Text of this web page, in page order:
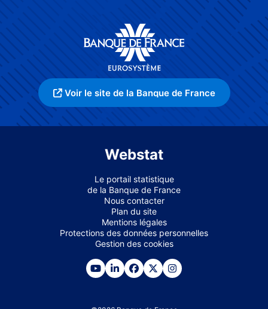
Voir le site de la Banque de France
Webstat
Le portail statistique
de la Banque de France
Nous contacter
Plan du site
Mentions légales
Protections des données personnelles
Gestion des cookies